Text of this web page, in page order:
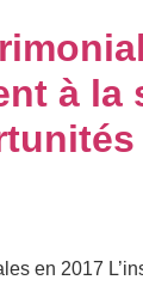
à la
en 2017